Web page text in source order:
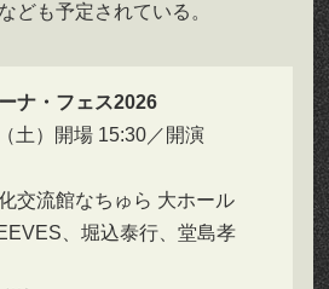
ども予定されている。
ナ・フェス2026
土）開場 15:30／開演
交流館なちゅら 大ホール
、堀込泰行、堂島孝